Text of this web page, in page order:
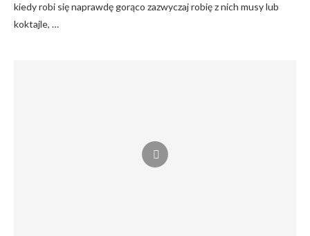
kiedy robi się naprawdę gorąco zazwyczaj robię z nich musy lub
koktajle, …